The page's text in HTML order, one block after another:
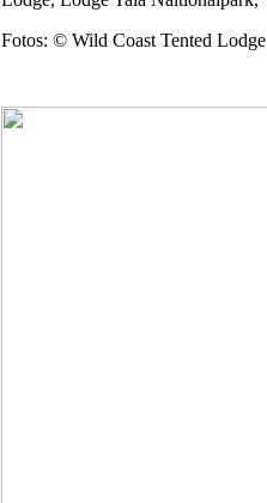
Fotos: © Wild Coast Tented Lodge